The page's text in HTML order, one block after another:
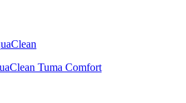
Tuma Comfort